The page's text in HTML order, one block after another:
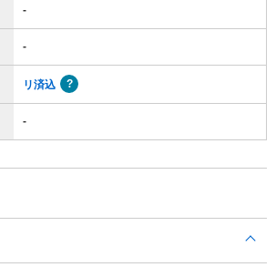
-
-
リ済込
-